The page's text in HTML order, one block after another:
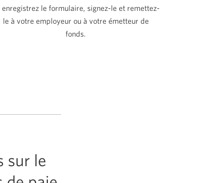
enregistrez le formulaire, signez-le et remettez-
le à votre employeur ou à votre émetteur de
fonds.
sur le